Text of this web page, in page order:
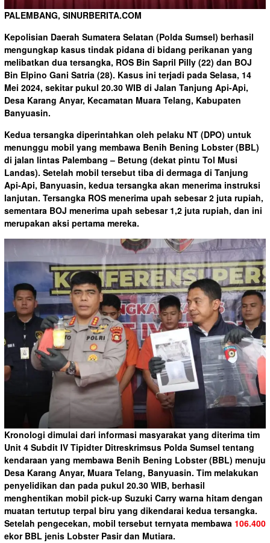
PALEMBANG, SINURBERITA.COM
Kepolisian Daerah Sumatera Selatan (Polda Sumsel) berhasil
mengungkap kasus tindak pidana di bidang perikanan yang
melibatkan dua tersangka, ROS Bin Sapril Pilly (22) dan BOJ
Bin Elpino Gani Satria (28). Kasus ini terjadi pada Selasa, 14
Mei 2024, sekitar pukul 20.30 WIB di Jalan Tanjung Api-Api,
Desa Karang Anyar, Kecamatan Muara Telang, Kabupaten
Banyuasin.
Kedua tersangka diperintahkan oleh pelaku NT (DPO) untuk
menunggu mobil yang membawa Benih Bening Lobster (BBL)
di jalan lintas Palembang – Betung (dekat pintu Tol Musi
Landas). Setelah mobil tersebut tiba di dermaga di Tanjung
Api-Api, Banyuasin, kedua tersangka akan menerima instruksi
lanjutan. Tersangka ROS menerima upah sebesar 2 juta rupiah,
sementara BOJ menerima upah sebesar 1,2 juta rupiah, dan ini
merupakan aksi pertama mereka.
Kronologi dimulai dari informasi masyarakat yang diterima tim
Unit 4 Subdit IV Tipidter Ditreskrimsus Polda Sumsel tentang
kendaraan yang membawa Benih Bening Lobster (BBL) menuju
Desa Karang Anyar, Muara Telang, Banyuasin. Tim melakukan
penyelidikan dan pada pukul 20.30 WIB, berhasil
menghentikan mobil pick-up Suzuki Carry warna hitam dengan
muatan tertutup terpal biru yang dikendarai kedua tersangka.
Setelah pengecekan, mobil tersebut ternyata membawa 106.400
ekor BBL jenis Lobster Pasir dan Mutiara.